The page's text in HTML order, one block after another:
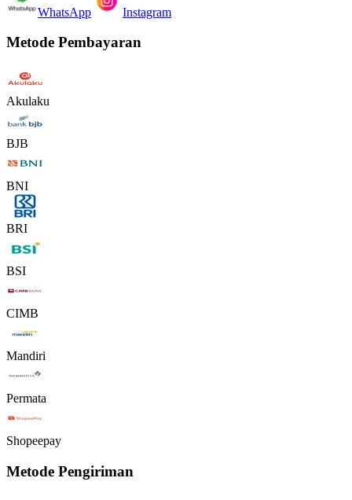
WhatsApp Instagram
Metode Pembayaran
Akulaku
BJB
BNI
BRI
BSI
CIMB
Mandiri
Permata
Shopeepay
Metode Pengiriman